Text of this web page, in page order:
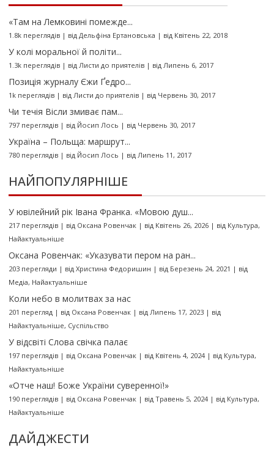
«Там на Лемковині помежде...
1.8k переглядів| від Дельфіна Ертановська | від Квітень 22, 2018
У колі моральної й політи...
1.3k переглядів| від Листи до приятелів| від Липень 6, 2017
Позиція журналу Єжи Ґедро...
1k переглядів| від Листи до приятелів| від Червень 30, 2017
Чи течія Вісли змиває пам...
797 переглядів| від Йосип Лось | від Червень 30, 2017
Україна – Польща: маршрут...
780 переглядів| від Йосип Лось | від Липень 11, 2017
НАЙПОПУЛЯРНІШЕ
У ювілейний рік Івана Франка. «Мовою душ...
217 переглядів| від Оксана Ровенчак| від Квітень 26, 2026| від Культура,
Найактуальніше
Оксана Ровенчак: «Указувати пером на ран...
203 перегляди | від Христина Федоришин | від Березень 24, 2021 | від
Медіа, Найактуальніше
Коли небо в молитвах за нас
201 перегляд | від Оксана Ровенчак| від Липень 17, 2023| від
Найактуальніше, Суспільство
У відсвіті Слова свічка палає
197 переглядів| від Оксана Ровенчак| від Квітень 4, 2024| від Культура,
Найактуальніше
«Отче наш! Боже України суверенної!»
190 переглядів| від Оксана Ровенчак| від Травень 5, 2024| від Культура,
Найактуальніше
ДАЙДЖЕСТИ